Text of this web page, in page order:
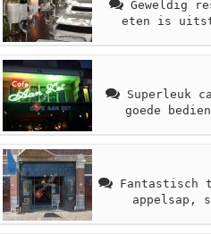
Geweldig
eten is
Superleuk
goede
Fantastisch
appelsap,